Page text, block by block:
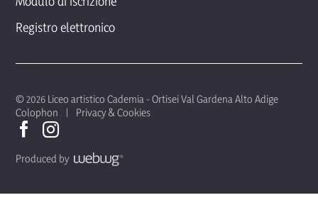
Registro elettronico
© 2026 Liceo artistico Cademia - Ortisei Val Gardena Alto Adige
Colophon
Privacy & Cookies
Produced by